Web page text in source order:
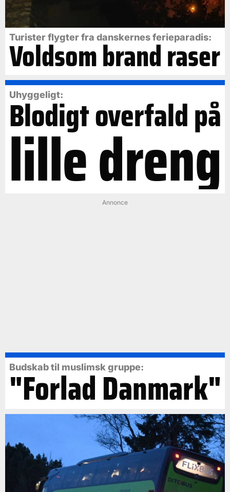
Turister flygter fra danskernes ferieparadis:
Voldsom brand raser
Uhyggeligt:
Blodigt overfald på
lille dreng
Annonce
Budskab til muslimsk gruppe:
"Forlad Danmark"